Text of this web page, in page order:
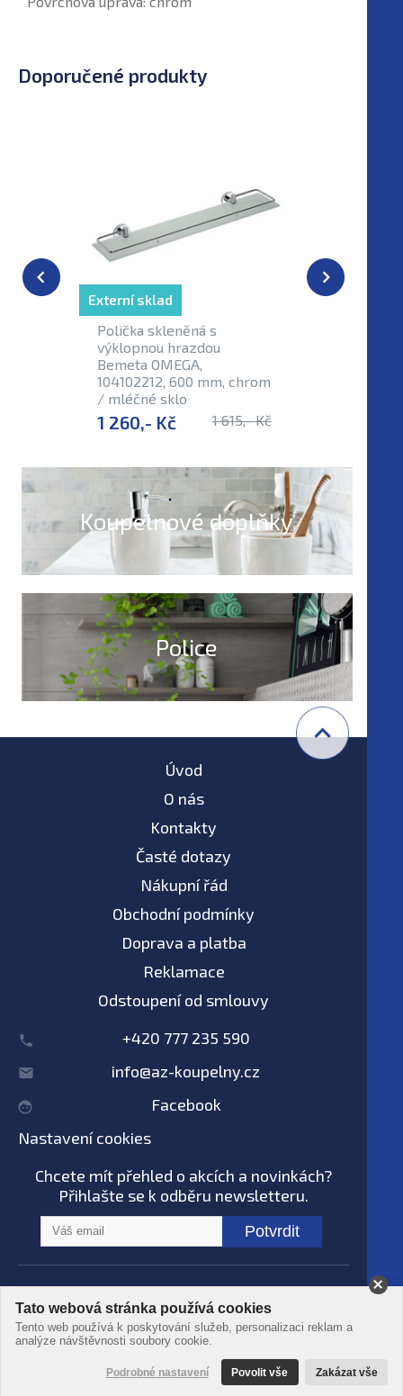
Doporučené produkty
Polička skleněná s
výklopnou hrazdou
Bemeta OMEGA,
104102212, 600 mm, chrom
/ mléčné sklo
1 260,- Kč 1 615,- Kč
Externí sklad Externí
Koupelnové doplňky
Police
Úvod
O nás
Kontakty
Časté dotazy
Nákupní řád
Obchodní podmínky
Doprava a platba
Reklamace
Odstoupení od smlouvy
+420 777 235 590
info@az-koupelny.cz
Facebook
Nastavení cookies
Chcete mít přehled o akcích a novinkách?
Přihlašte se k odběru newsletteru.
Potvrdit
© AZ koupelny® 2006 - 2026 -Podmínky
použití-Ochrana dat- Zpracování osobních
údajů
Tato webová stránka používá cookies
Tento web používá k poskytování služeb, personalizaci reklam a
analýze návštěvnosti soubory cookie.
Podrobné nastavení Povolit vše Zakázat vše